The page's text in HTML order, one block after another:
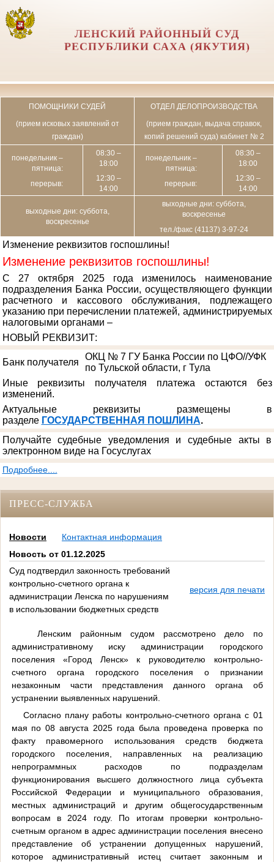
ЛЕНСКИЙ РАЙОННЫЙ СУД
РЕСПУБЛИКИ САХА (ЯКУТИЯ)
ПОМОЩНИКИ СУДЕЙ
(прием исковых заявлений от
граждан)
ОТДЕЛ ДЕЛОПРОИЗВОДСТВА
(прием граждан, выдача справок,
копий решений суда) кабинет № 2
понедельник –
пятница:
перерыв:
08:30 –
18:00
12:30 –
14:00
понедельник –
пятница:
перерыв:
08:30 –
18:00
12:30 –
14:00
выходные дни: суббота,
воскресенье
выходные дни: суббота,
воскресенье
тел./факс (41137) 3-97-24
Изменение реквизитов госпошлины!
Изменение реквизитов госпошлины!
С 27 октября 2025 года изменилось наименование
подразделения Банка России, осуществляющего функции
расчетного и кассового обслуживания, подлежащего
указанию при перечислении платежей, администрируемых
налоговыми органами –
НОВЫЙ РЕКВИЗИТ:
Банк получателя
ОКЦ № 7 ГУ Банка России по ЦФО//УФК
по Тульской области, г Тула
Иные реквизиты получателя платежа остаются без
изменений.
Актуальные реквизиты размещены в
разделе ГОСУДАРСТВЕННАЯ ПОШЛИНА.
Получайте судебные уведомления и судебные акты в
электронном виде на Госуслугах
Подробнее....
ПРЕСС-СЛУЖБА
Новости
Контактная информация
Новость от 01.12.2025
Суд подтвердил законность требований
контрольно-счетного органа к
администрации Ленска по нарушениям
в использовании бюджетных средств
версия для печати
Ленским районным судом рассмотрено дело по
административному иску администрации городского
поселения «Город Ленск» к руководителю контрольно-
счетного органа городского поселения о признании
незаконным части представления данного органа об
устранении выявленных нарушений.
Согласно плану работы контрольно-счетного органа с 01
мая по 08 августа 2025 года была проведена проверка по
факту правомерного использования средств бюджета
городского поселения, направленных на реализацию
непрограммных расходов по подразделам
функционирования высшего должностного лица субъекта
Российской Федерации и муниципального образования,
местных администраций и другим общегосударственным
вопросам в 2024 году. По итогам проверки контрольно-
счетным органом в адрес администрации поселения внесено
представление об устранении допущенных нарушений,
которое административный истец считает законным и